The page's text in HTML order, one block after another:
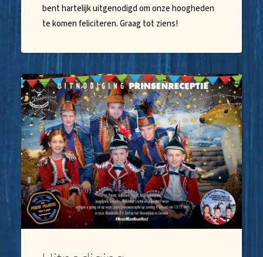
bent hartelijk uitgenodigd om onze hoogheden
te komen feliciteren. Graag tot ziens!